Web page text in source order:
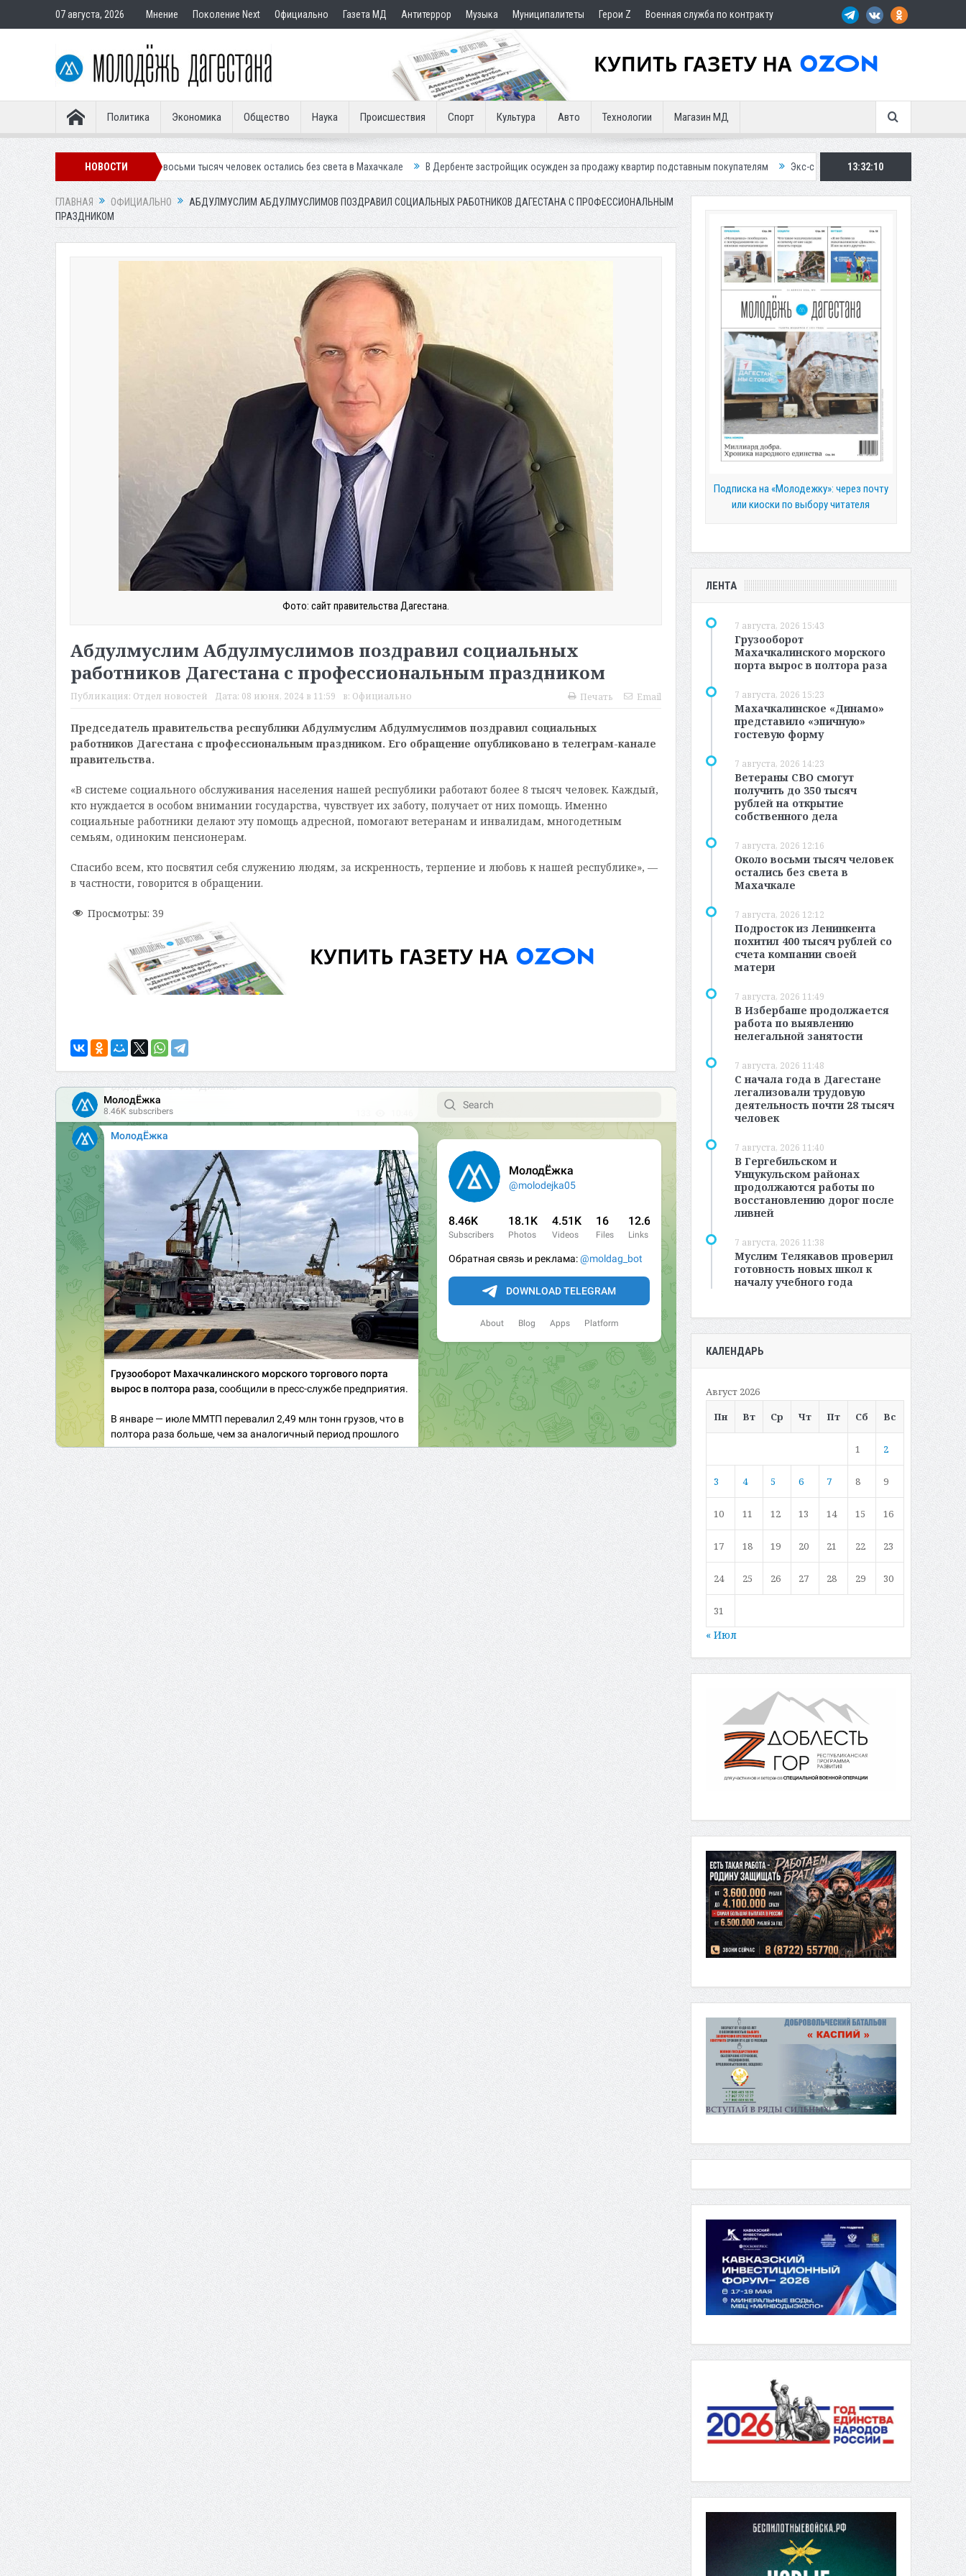
07 августа, 2026 Мнение Поколение Next Официально Газета МД Антитеррор Музыка Муниципалитеты Герои Z Военная служба по контракту
Политика Экономика Общество Наука Происшествия Спорт Культура Авто Технологии Магазин МД
НОВОСТИ
форму Около восьми тысяч человек остались без света в Махачкале В Дербенте застройщик осужден за продажу квартир подставным покупателям Экс-сотрудница Соцфонда получила срок за обман
13:32:12
ГЛАВНАЯ ОФИЦИАЛЬНО
АБДУЛМУСЛИМ АБДУЛМУСЛИМОВ ПОЗДРАВИЛ СОЦИАЛЬНЫХ РАБОТНИКОВ ДАГЕСТАНА С ПРОФЕССИОНАЛЬНЫМ
ПРАЗДНИКОМ
Фото: сайт правительства Дагестана.
Абдулмуслим Абдулмуслимов поздравил социальных
работников Дагестана с профессиональным праздником
Публикация: Отдел новостей Дата: 08 июня, 2024 в 11:59 в: Официально Печать Email
Председатель правительства республики Абдулмуслим Абдулмуслимов поздравил социальных
работников Дагестана с профессиональным праздником. Его обращение опубликовано в телеграм-канале
правительства.
«В системе социального обслуживания населения нашей республики работают более 8 тысяч человек. Каждый,
кто нуждается в особом внимании государства, чувствует их заботу, получает от них помощь. Именно
социальные работники делают эту помощь адресной, помогают ветеранам и инвалидам, многодетным
семьям, одиноким пенсионерам.
Спасибо всем, кто посвятил себя служению людям, за искренность, терпение и любовь к нашей республике», —
в частности, говорится в обращении.
Просмотры: 39
Подписка на «Молодежку»: через почту
или киоски по выбору читателя
ЛЕНТА
7 августа, 2026 15:43
Грузооборот
Махачкалинского морского
порта вырос в полтора раза
7 августа, 2026 15:23
Махачкалинское «Динамо»
представило «эпичную»
гостевую форму
7 августа, 2026 14:23
Ветераны СВО смогут
получить до 350 тысяч
рублей на открытие
собственного дела
7 августа, 2026 12:16
Около восьми тысяч человек
остались без света в
Махачкале
7 августа, 2026 12:12
Подросток из Ленинкента
похитил 400 тысяч рублей со
счета компании своей
матери
7 августа, 2026 11:49
В Избербаше продолжается
работа по выявлению
нелегальной занятости
7 августа, 2026 11:48
С начала года в Дагестане
легализовали трудовую
деятельность почти 28 тысяч
человек
7 августа, 2026 11:40
В Гергебильском и
Унцукульском районах
продолжаются работы по
восстановлению дорог после
ливней
7 августа, 2026 11:38
Муслим Телякавов проверил
готовность новых школ к
началу учебного года
КАЛЕНДАРЬ
Август 2026
Пн
Вт Ср Чт Пт Сб Вс
1 2
3 4 5 6 7 8 9
10 11 12 13 14 15 16
17 18 19 20 21 22 23
24 25 26 27 28 29 30
31
« Июл